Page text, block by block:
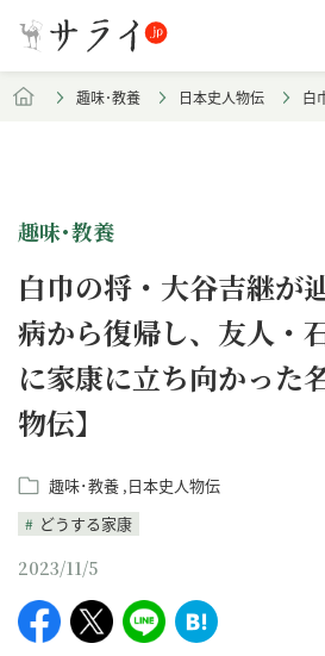
趣味･教養 日本史人物伝 白
趣味･教養
白巾の将・大谷吉継が
病から復帰し、友人・
に家康に立ち向かった
物伝】
趣味･教養 日本史人物伝
どうする家康
2023/11/5